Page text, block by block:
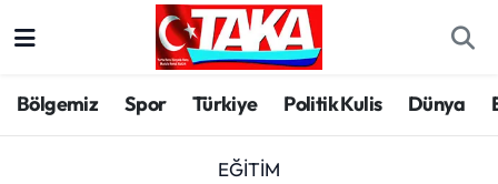
Bölgemiz Spor Türkiye Politik Kulis Dünya
EĞITIM
Spor
Trabzon Hava Durumu